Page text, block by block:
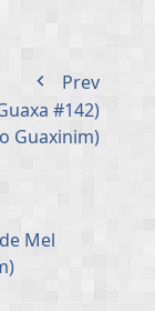
Prev
#142)
Guaxinim)
Mel